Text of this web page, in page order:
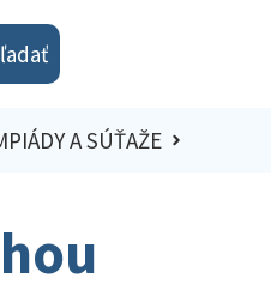
A SÚŤAŽE